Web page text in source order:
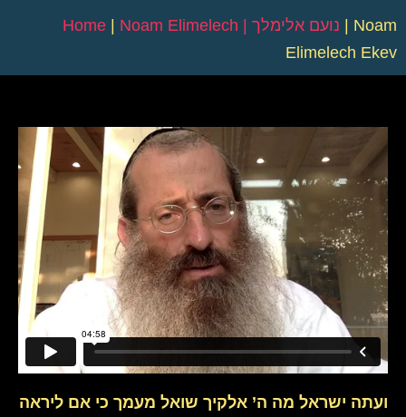
Home | Noam Elimelech | נועם אלימלך | Noam
Elimelech Ekev
ועתה ישראל מה ה’ אלקיך שואל מעמך כי אם ליראה